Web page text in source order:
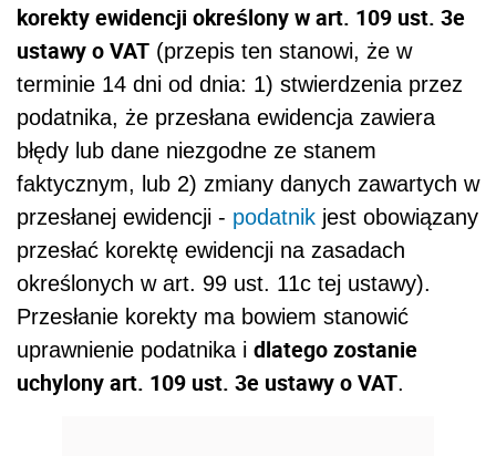
korekty ewidencji określony w art. 109 ust. 3e
ustawy o VAT (przepis ten stanowi, że w
terminie 14 dni od dnia: 1) stwierdzenia przez
podatnika, że przesłana ewidencja zawiera
błędy lub dane niezgodne ze stanem
faktycznym, lub 2) zmiany danych zawartych w
przesłanej ewidencji - podatnik jest obowiązany
przesłać korektę ewidencji na zasadach
określonych w art. 99 ust. 11c tej ustawy).
Przesłanie korekty ma bowiem stanowić
uprawnienie podatnika i dlatego zostanie
uchylony art. 109 ust. 3e ustawy o VAT.